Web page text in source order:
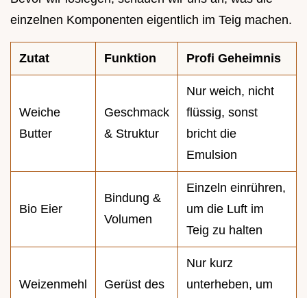
einzelnen Komponenten eigentlich im Teig machen.
Zutat Funktion Profi Geheimnis
Weiche
Butter
Geschmack
& Struktur
Nur weich, nicht
flüssig, sonst
bricht die
Emulsion
Bio Eier
Bindung &
Volumen
Einzeln einrühren,
um die Luft im
Teig zu halten
Weizenmehl
Gerüst des
Nur kurz
unterheben, um